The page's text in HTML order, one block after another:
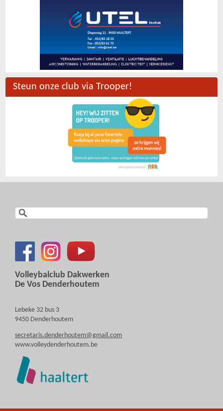
Steun onze club via Trooper!
Volleybalclub Dakwerken
De Vos Denderhoutem
Lebeke 32 bus 3
9450 Denderhoutem
secretaris.denderhoutem@gmail.com
www.volleydenderhoutem.be